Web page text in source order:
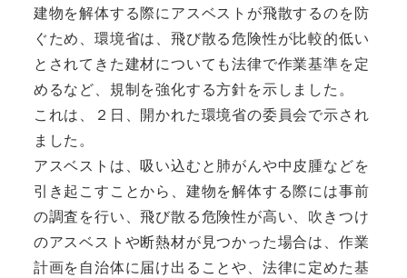
建物を解体する際にアスベストが飛散するのを防
ぐため、環境省は、飛び散る危険性が比較的低い
とされてきた建材についても法律で作業基準を定
めるなど、規制を強化する方針を示しました。
これは、２日、開かれた環境省の委員会で示され
ました。
アスベストは、吸い込むと肺がんや中皮腫などを
引き起こすことから、建物を解体する際には事前
の調査を行い、飛び散る危険性が高い、吹きつけ
のアスベストや断熱材が見つかった場合は、作業
計画を自治体に届け出ることや、法律に定めた基